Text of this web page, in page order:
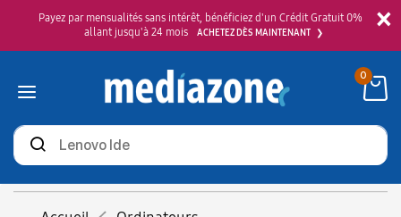
×
Payez par mensualités sans intérêt, bénéficiez d'un Crédit Gratuit 0%
allant jusqu'à 24 mois
ACHETEZ DÈS MAINTENANT
Rechercher
des
produits
0